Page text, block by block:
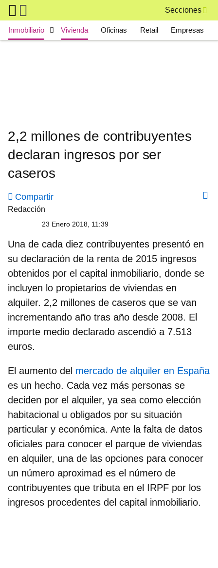
Skip to main content
Secciones
Main navigation
Inmobiliario Vivienda Oficinas Retail Empresas
2,2 millones de contribuyentes
declaran ingresos por ser
caseros
Compartir
Redacción
23 Enero 2018, 11:39
Una de cada diez contribuyentes presentó en
su declaración de la renta de 2015 ingresos
obtenidos por el capital inmobiliario, donde se
incluyen lo propietarios de viviendas en
alquiler. 2,2 millones de caseros que se van
incrementando año tras año desde 2008. El
importe medio declarado ascendió a 7.513
euros.
El aumento del mercado de alquiler en España
es un hecho. Cada vez más personas se
deciden por el alquiler, ya sea como elección
habitacional u obligados por su situación
particular y económica. Ante la falta de datos
oficiales para conocer el parque de viviendas
en alquiler, una de las opciones para conocer
un número aproximad es el número de
contribuyentes que tributa en el IRPF por los
ingresos procedentes del capital inmobiliario.